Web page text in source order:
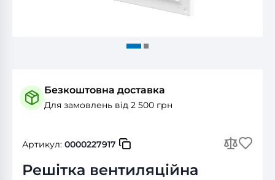
Безкоштовна доставка
Для замовлень від 2 500 грн
Артикул: 0000227917
Решітка вентиляційна